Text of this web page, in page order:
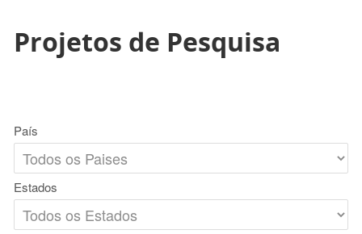
Projetos de Pesquisa
País
Estados